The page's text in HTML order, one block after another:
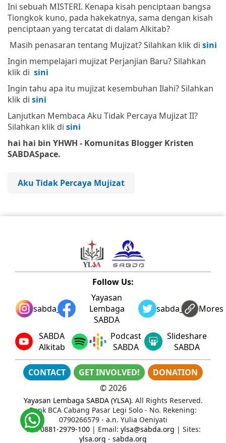
Ini sebuah MISTERI. Kenapa kisah penciptaan bangsa
Tiongkok kuno, pada hakekatnya, sama dengan kisah
penciptaan yang tercatat di dalam Alkitab?
Masih penasaran tentang Mujizat? Silahkan klik di sini
Ingin mempelajari mujizat Perjanjian Baru? Silahkan
klik di sini
Ingin tahu apa itu mujizat kesembuhan Ilahi? Silahkan
klik di sini
Lanjutkan Membaca Aku Tidak Percaya Mujizat II?
Silahkan klik di sini
hai hai bin YHWH - Komunitas Blogger Kristen
SABDASpace.
Aku Tidak Percaya Mujizat
Follow Us:
sabda_ylsa
Yayasan
Lembaga
SABDA
sabda_ylsaMores
SABDA
Alkitab
Podcast
SABDA
Slideshare
SABDA
CONTACT GET INVOLVED!
DONATION
©2026
Yayasan Lembaga SABDA (YLSA). All Rights Reserved.
Bank BCA Cabang Pasar Legi Solo - No. Rekening:
0790266579 - a.n. Yulia Oeniyati
WA:0881-2979-100| Email: ylsa@sabda.org | Sites:
ylsa.org - sabda.org